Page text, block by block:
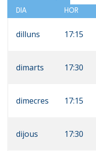
DIA HOR
dilluns 17:15
dimarts 17:30
dimecres 17:15
dijous 17:30